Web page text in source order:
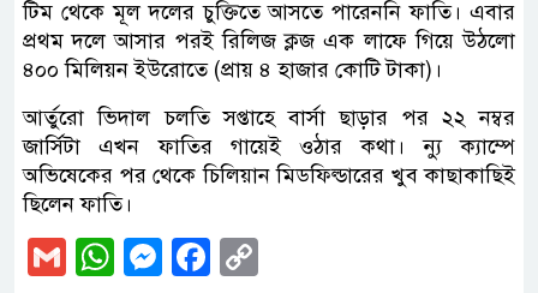
টিম থেকে মূল দলের চুক্তিতে আসতে পারেননি ফাতি। এবার
প্রথম দলে আসার পরই রিলিজ ক্লজ এক লাফে গিয়ে উঠলো
৪০০ মিলিয়ন ইউরোতে (প্রায় ৪ হাজার কোটি টাকা)।
আর্তুরো ভিদাল চলতি সপ্তাহে বার্সা ছাড়ার পর ২২ নম্বর
জার্সিটা এখন ফাতির গায়েই ওঠার কথা। ন্যু ক্যাম্পে
অভিষেকের পর থেকে চিলিয়ান মিডফিল্ডারের খুব কাছাকাছিই
ছিলেন ফাতি।
GmailWhatsApp
Messenger
Facebook